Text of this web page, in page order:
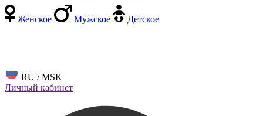
Женское Мужское Детское
RU / MSK
Личный кабинет